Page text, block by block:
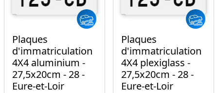
Plaques
d'immatriculation
4X4 aluminium -
27,5x20cm - 28 -
Eure-et-Loir
Plaques
d'immatriculation
4X4 plexiglass -
27,5x20cm - 28 -
Eure-et-Loir